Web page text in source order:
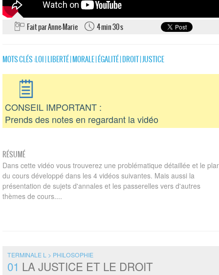
Fait par Anne-Marie 4 min 30 s
MOTS CLÉS :LOI|LIBERTÉ|MORALE|ÉGALITÉ|DROIT|JUSTICE
CONSEIL IMPORTANT :
Prends des notes en regardant la vidéo
RÉSUMÉ
Dans cette vidéo vous trouverez une problématique détaillée et le
du cours développé dans les 4 vidéos suivantes. Mais aussi la
présentation de sujets d'annales et les passerelles vers d'autres
thèmes de cours....
TERMINALE L > PHILOSOPHIE
01 LA JUSTICE ET LE DROIT